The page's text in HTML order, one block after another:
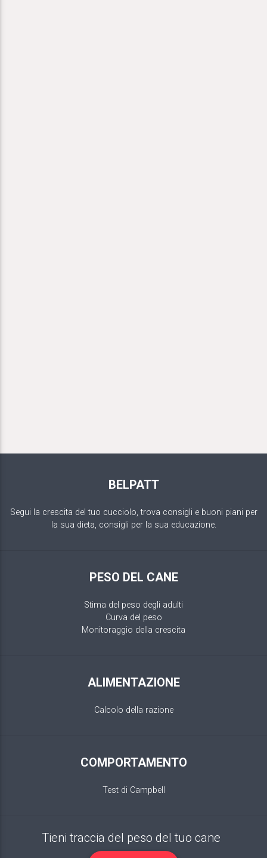
BELPATT
Segui la crescita del tuo cucciolo, trova consigli e buoni piani per
la sua dieta, consigli per la sua educazione.
PESO DEL CANE
Stima del peso degli adulti
Curva del peso
Monitoraggio della crescita
ALIMENTAZIONE
Calcolo della razione
COMPORTAMENTO
Test di Campbell
Tieni traccia del peso del tuo cane